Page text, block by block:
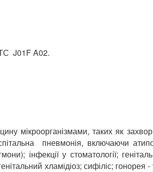
J01F A02.
мікроорганізмами, таких як
пневмонія, включаючи
інфекції у стоматології;
хламідіоз; сифіліс; гонорея -